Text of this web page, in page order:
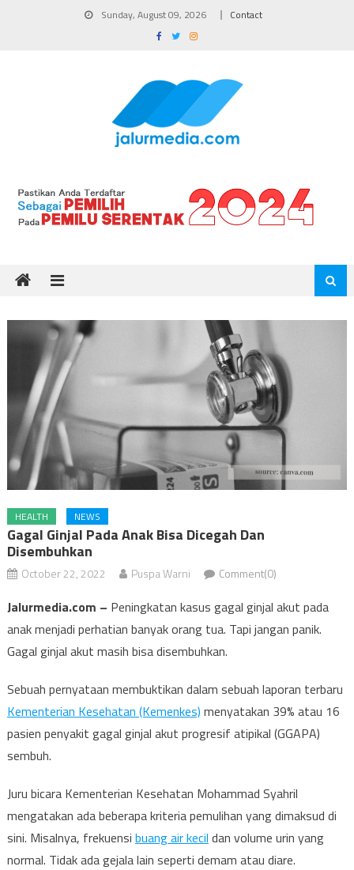
Sunday, August 09, 2026 Contact
HEALTH NEWS
Gagal Ginjal Pada Anak Bisa Dicegah Dan
Disembuhkan
October 22, 2022 Puspa Warni Comment(0)
Jalurmedia.com – Peningkatan kasus gagal ginjal akut pada
anak menjadi perhatian banyak orang tua. Tapi jangan panik.
Gagal ginjal akut masih bisa disembuhkan.
Sebuah pernyataan membuktikan dalam sebuah laporan terbaru
Kementerian Kesehatan (Kemenkes) menyatakan 39% atau 16
pasien penyakit gagal ginjal akut progresif atipikal (GGAPA)
sembuh.
Juru bicara Kementerian Kesehatan Mohammad Syahril
mengatakan ada beberapa kriteria pemulihan yang dimaksud di
sini. Misalnya, frekuensi buang air kecil dan volume urin yang
normal. Tidak ada gejala lain seperti demam atau diare.